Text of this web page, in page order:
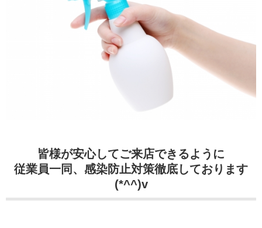
皆様が安心してご来店できるように
従業員一同、感染防止対策徹底しております
(*^^)v